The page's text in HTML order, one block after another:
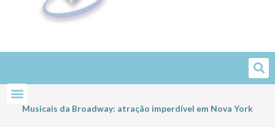
Musicais da Broadway: atração imperdível em Nova York